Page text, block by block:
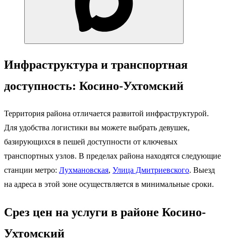
Инфраструктура и транспортная
доступность: Косино-Ухтомский
Территория района отличается развитой инфраструктурой.
Для удобства логистики вы можете выбрать девушек,
базирующихся в пешей доступности от ключевых
транспортных узлов. В пределах района находятся следующие
станции метро: Лухмановская, Улица Дмитриевского. Выезд
на адреса в этой зоне осуществляется в минимальные сроки.
Срез цен на услуги в районе Косино-
Ухтомский